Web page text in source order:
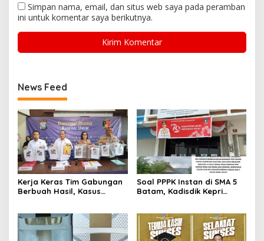
Simpan nama, email, dan situs web saya pada peramban
ini untuk komentar saya berikutnya.
News Feed
Kerja Keras Tim Gabungan
Berbuah Hasil, Kasus
Soal PPPK Instan di SMA 5
Batam, Kadisdik Kepri